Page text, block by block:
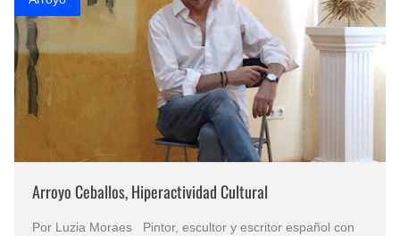
Arroyo Ceballos, Hiperactividad Cultural
Por Luzia Moraes Pintor, escultor y escritor español con